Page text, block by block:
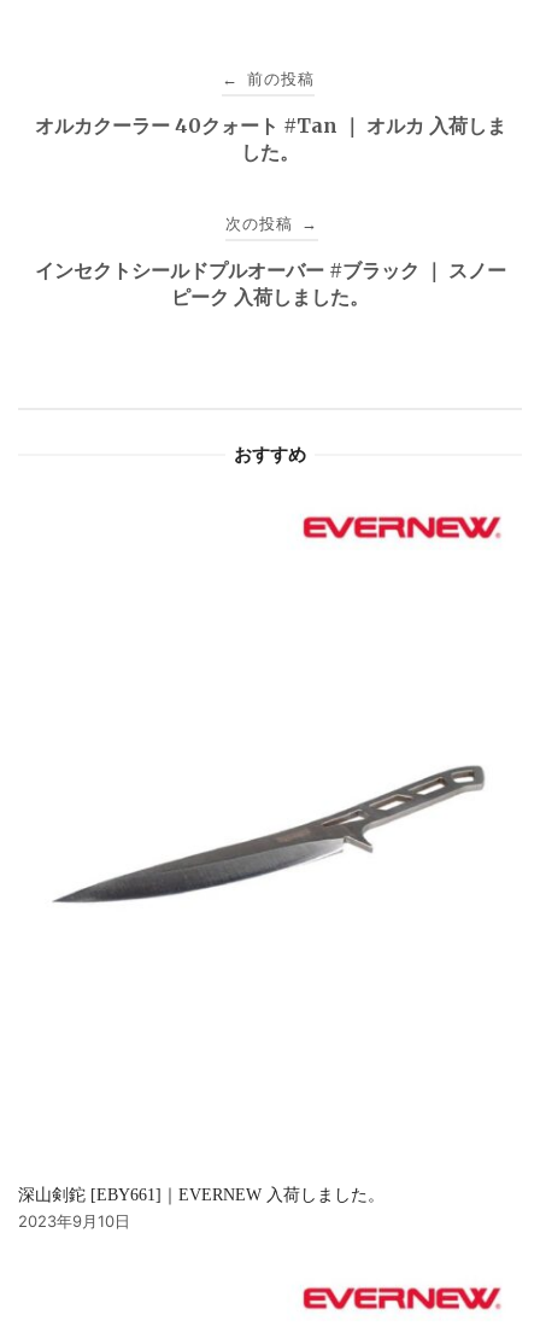
稿
ゲ
← 前の投稿
オルカクーラー 40クォート #Tan ｜ オルカ 入荷しま
した。
次の投稿 →
インセクトシールドプルオーバー #ブラック ｜ スノー
ピーク 入荷しました。
おすすめ
深山剣鉈 [EBY661]｜EVERNEW 入荷しました。
2023年9月10日